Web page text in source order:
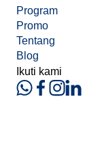
Program
Promo
Tentang
Blog
Ikuti kami